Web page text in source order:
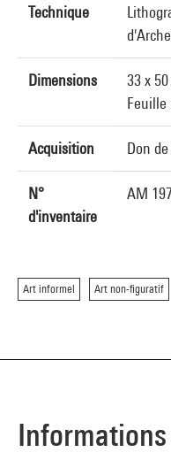
Technique
Dimensions
33 x
Feuille
Acquisition Don
N°
d'inventaire
AM
Art informel Art non-figuratif